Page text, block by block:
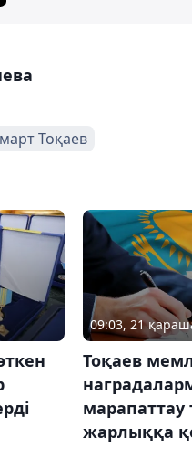
Тоқаев
09:03, 21
Тоқаев
марапаттау
жарлыққа